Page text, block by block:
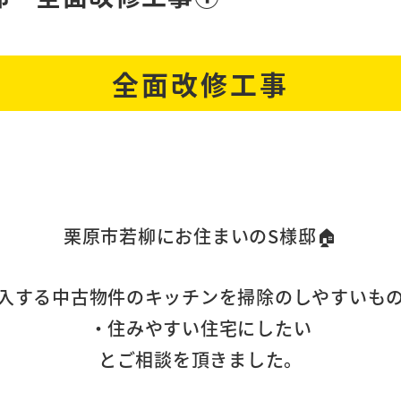
全面改修工事
栗原市若柳にお住まいのS様邸🏠
中古物件のキッチンを掃除のしやすいも
・住みやすい住宅にしたい
とご相談を頂きました。